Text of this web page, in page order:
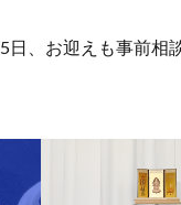
、お迎えも事前相